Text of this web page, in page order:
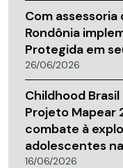
Com assessoria
Rondônia
Protegida em
26/06/2026
Childhood
Projeto Mapear
combate à
adolescentes
16/06/2026